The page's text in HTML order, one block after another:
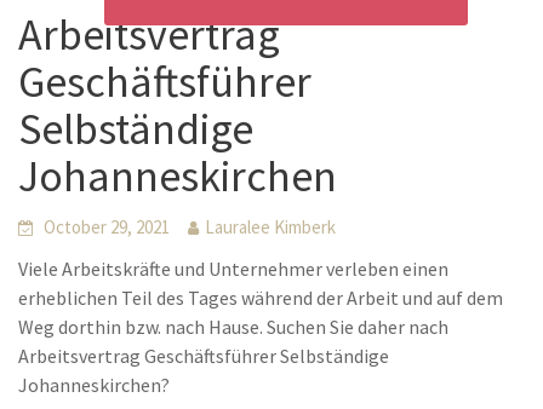
Arbeitsvertrag
Geschäftsführer
Selbständige
Johanneskirchen
October 29, 2021 Lauralee Kimberk
Viele Arbeitskräfte und Unternehmer verleben einen
erheblichen Teil des Tages während der Arbeit und auf dem
Weg dorthin bzw. nach Hause. Suchen Sie daher nach
Arbeitsvertrag Geschäftsführer Selbständige
Johanneskirchen?